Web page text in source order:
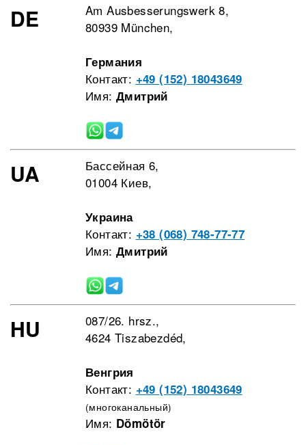
DE
Am Ausbesserungswerk 8,
80939 München,
Германия
Контакт: +49 (152) 18043649
Имя: Дмитрий
UA
Бассейная 6,
01004 Киев,
Украина
Контакт: +38 (068) 748-77-77
Имя: Дмитрий
HU
087/26. hrsz.,
4624 Tiszabezdéd,
Венгрия
Контакт: +49 (152) 18043649
(многоканальный)
Имя: Dömötör